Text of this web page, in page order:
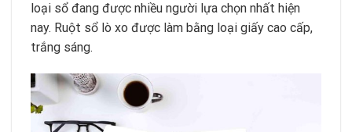
loại sổ đang được nhiều người lựa chọn nhất hiện
nay. Ruột sổ lò xo được làm bằng loại giấy cao cấp,
trắng sáng.